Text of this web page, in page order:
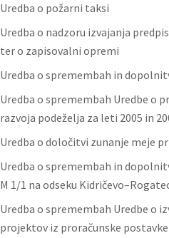
Uredba o požarni taksi
Uredba o nadzoru izvajanja
ter o zapisovalni opremi
Uredba o spremembah in
Uredba o spremembah Uredbe
razvoja podeželja za leti 2005 in
Uredba o določitvi zunanje meje
Uredba o spremembah in
M 1/1 na odseku
Uredba o spremembah Uredbe o
projektov iz proračunske